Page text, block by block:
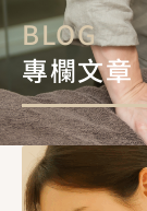
BLOG
專欄文章